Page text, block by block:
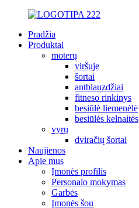
Pradžia
Produktai
moterų
viršuje
šortai
antblauzdžiai
fitneso rinkinys
besiūlė liemenėlė
besiūlės kelnaitės
vyrų
dviračių šortai
Naujienos
Apie mus
Įmonės profilis
Personalo mokymas
Garbės
Įmonės šou